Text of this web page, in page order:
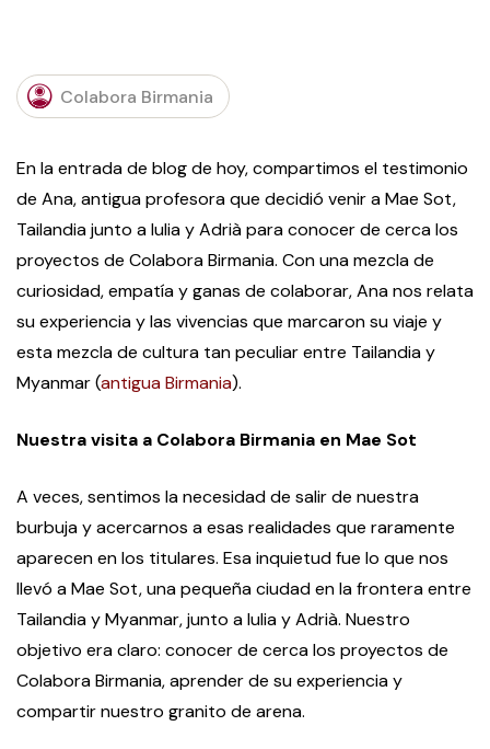
Colabora Birmania
En la entrada de blog de hoy, compartimos el testimonio
de Ana, antigua profesora que decidió venir a Mae Sot,
Tailandia junto a Iulia y Adrià para conocer de cerca los
proyectos de Colabora Birmania. Con una mezcla de
curiosidad, empatía y ganas de colaborar, Ana nos relata
su experiencia y las vivencias que marcaron su viaje y
esta mezcla de cultura tan peculiar entre Tailandia y
Myanmar (antigua Birmania).
Nuestra visita a Colabora Birmania en Mae Sot
A veces, sentimos la necesidad de salir de nuestra
burbuja y acercarnos a esas realidades que raramente
aparecen en los titulares. Esa inquietud fue lo que nos
llevó a Mae Sot, una pequeña ciudad en la frontera entre
Tailandia y Myanmar, junto a Iulia y Adrià. Nuestro
objetivo era claro: conocer de cerca los proyectos de
Colabora Birmania, aprender de su experiencia y
compartir nuestro granito de arena.